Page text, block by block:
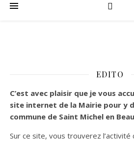
EDITO
C’est avec plaisir que je vous
site internet de la Mairie pour y
commune de Saint Michel en
Sur ce site, vous trouverez l’activité